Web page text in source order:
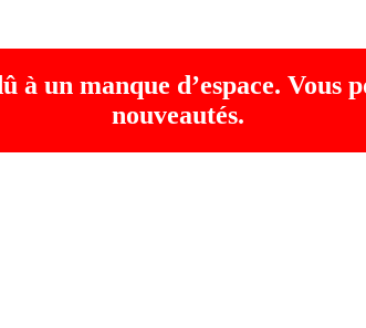
un manque d’espace.
nouveautés.